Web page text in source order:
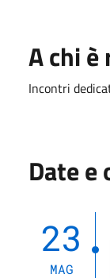
A chi
Incontri
Date e
23
MAG